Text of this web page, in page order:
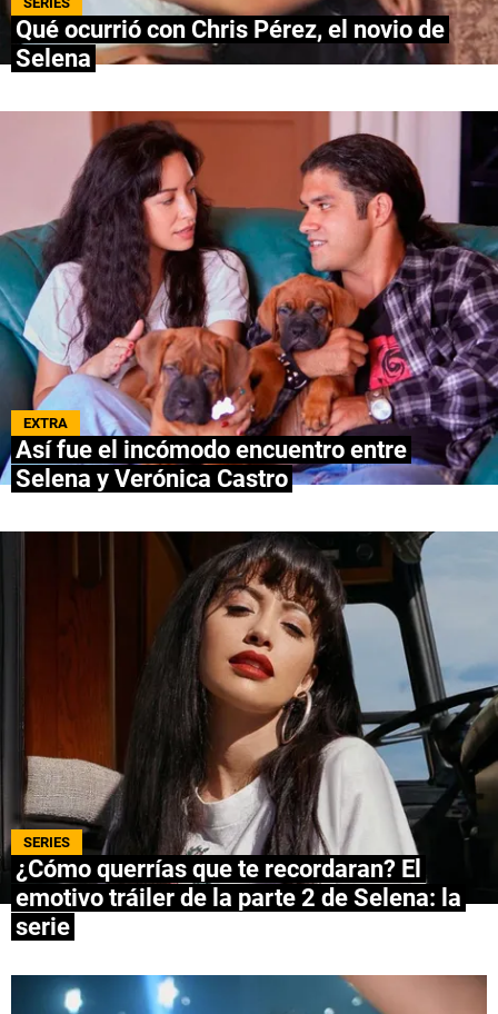
NETFLIX
APPLE TV+
MÚSICA
CELEBRITIES
PASATIEMPOS
INFLUENCERS
SPOILER US
STAFF | CONTACTO
Escribe en Spoiler
Términos y Condiciones
Políticas de Privacidad
Ad Choices
Bolavip, al igual que Futbol Sites, es una
compañía perteneciente a Better Collective.
Todos los derechos reservados.
Qué ocurrió con Chris Pérez, el novio de
Selena
EXTRA
Así fue el incómodo encuentro entre
Selena y Verónica Castro
SERIES
¿Cómo querrías que te recordaran? El
emotivo tráiler de la parte 2 de Selena: la
serie